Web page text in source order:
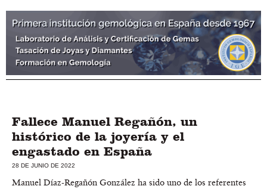
Fallece Manuel Regañón, un
histórico de la joyería y el
engastado en España
28 DE JUNIO DE 2022
Manuel Díaz-Regañón González ha sido uno de los referentes